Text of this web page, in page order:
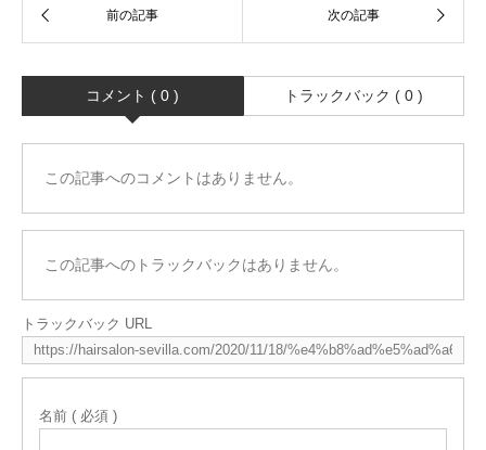
コメント ( 0 ) トラックバック ( 0 )
この記事へのコメントはありません。
この記事へのトラックバックはありません。
トラックバック URL
名前 ( 必須 )